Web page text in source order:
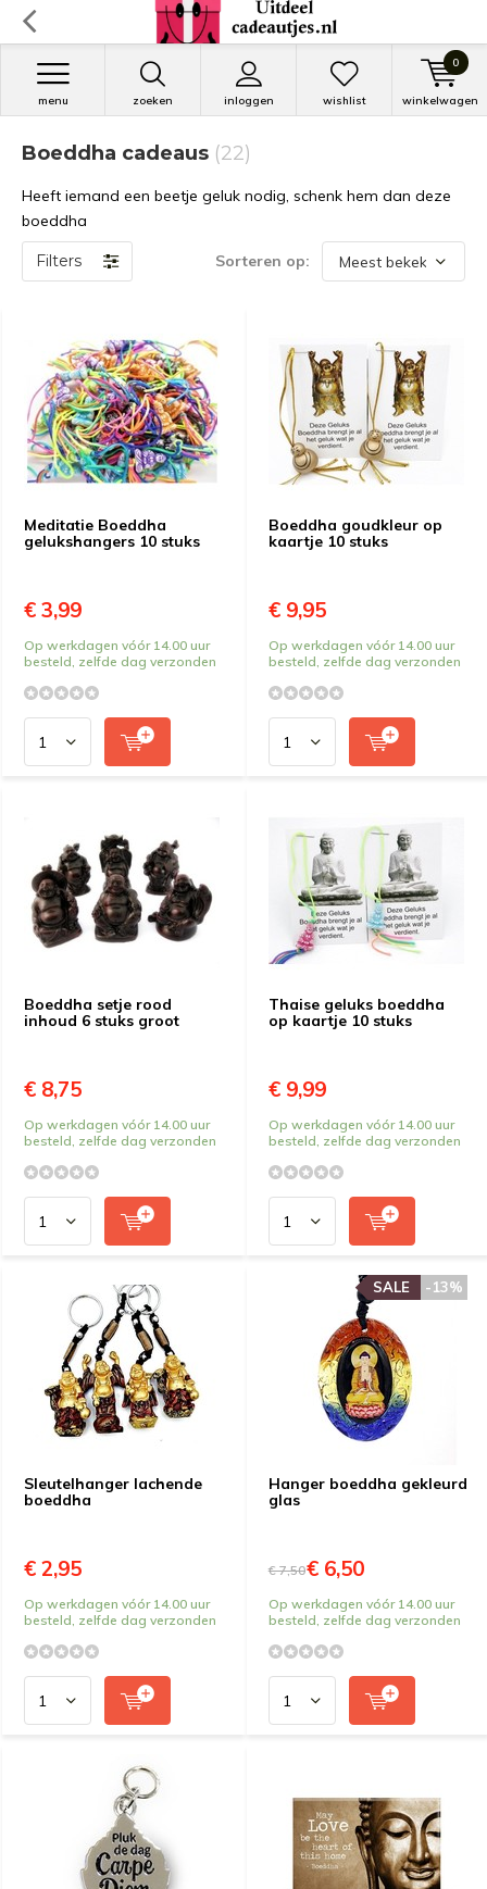
zoeken inloggen
menu wishlist winkelwagen
0
Boeddha cadeaus (22)
Heeft iemand een beetje geluk nodig, schenk hem dan deze
boeddha
Filters Sorteren op:
Meditatie Boeddha
gelukshangers 10 stuks
€ 3,99
Op werkdagen vóór 14.00 uur
besteld, zelfde dag verzonden
Boeddha goudkleur op
kaartje 10 stuks
€ 9,95
Op werkdagen vóór 14.00 uur
besteld, zelfde dag verzonden
Boeddha setje rood
inhoud 6 stuks groot
€ 8,75
Op werkdagen vóór 14.00 uur
besteld, zelfde dag verzonden
Thaise geluks boeddha
op kaartje 10 stuks
€ 9,99
Op werkdagen vóór 14.00 uur
besteld, zelfde dag verzonden
Sleutelhanger lachende
boeddha
€ 2,95
Op werkdagen vóór 14.00 uur
besteld, zelfde dag verzonden
Hanger boeddha gekleurd
glas
-13%
SALE
€ 7,50€ 6,50
Op werkdagen vóór 14.00 uur
besteld, zelfde dag verzonden